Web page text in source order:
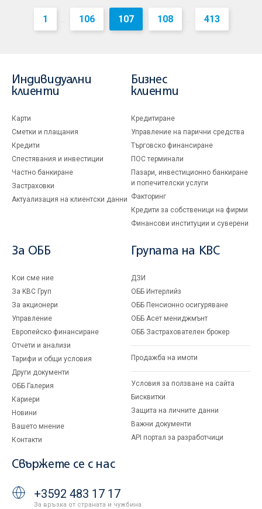
1 ... 106 107 108 ... 413
Индивидуални
клиенти
Карти
Сметки и плащания
Кредити
Спестявания и инвестиции
Частно банкиране
Застраховки
Актуализация на клиентски данни
Бизнес
клиенти
Кредитиране
Управление на парични средства
Търговско финансиране
ПОС терминали
Пазари, инвестиционно банкиране
и попечителски услуги
Факторинг
Кредити за собственици на фирми
Финансови институции и суверени
За ОББ
Кои сме ние
За KBC Груп
За акционери
Управление
Европейско финансиране
Отчети и анализи
Тарифи и общи условия
Други документи
ОББ Галерия
Кариери
Новини
Вашето мнение
Контакти
Групата на KBC
ДЗИ
ОББ Интерлийз
ОББ Пенсионно осигуряване
ОББ Асет мениджмънт
ОББ Застрахователен брокер
Продажба на имоти
Условия за ползване на сайта
Бисквитки
Защита на личните данни
Важни документи
API портал за разработчици
Свържете се с нас
+3592 483 17 17
За връзка от страната и чужбина